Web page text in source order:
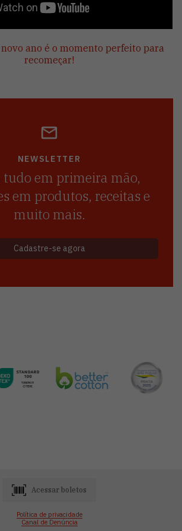
ano é o momento perfeito para
recomeçar!
NEWSLETTER
tudo em primeira mão,
em produtos, receitas e
muito mais.
Cadastre-se agora
Acessar boletos
Política de privacidade
Canal de Denúncia